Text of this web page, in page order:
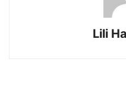
Lili